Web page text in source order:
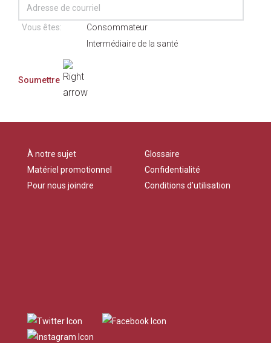
Vous êtes:
Consommateur
Intermédiaire de la santé
À notre sujet
Matériel promotionnel
Pour nous joindre
Glossaire
Confidentialité
Conditions d’utilisation